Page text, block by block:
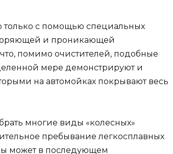
только с помощью специальных
и проникающей
помимо очистителей, подобные
мере демонстрируют и
на автомойках покрывают весь
многие виды «колесных»
пребывание легкосплавных
может в последующем